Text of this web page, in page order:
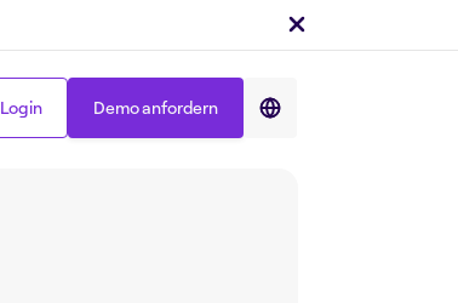
Login Demo anfordern
Teilen auf :